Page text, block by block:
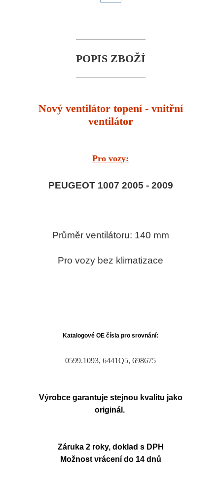
POPIS ZBOŽÍ
Nový ventilátor topení - vnitřní
ventilátor
Pro vozy:
PEUGEOT 1007 2005 - 2009
Průměr ventilátoru: 140 mm
Pro vozy bez klimatizace
Katalogové OE čísla pro srovnání:
0599.1093, 6441Q5, 698675
Výrobce garantuje stejnou kvalitu jako
originál.
Záruka 2 roky, doklad s DPH
Možnost vrácení do 14 dnů